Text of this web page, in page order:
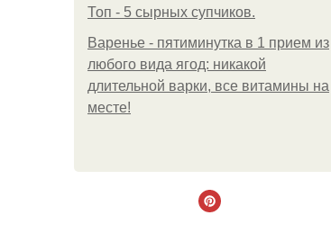
Топ - 5 сырных супчиков.
Варенье - пятиминутка в 1 прием из
любого вида ягод: никакой
длительной варки, все витамины на
месте!